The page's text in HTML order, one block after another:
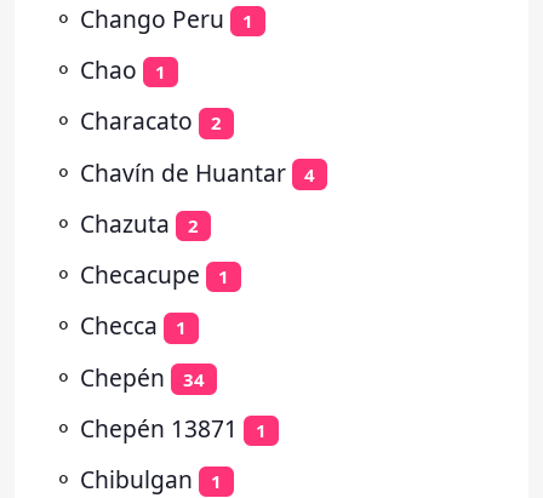
⚬ Chango Peru 1
⚬ Chao 1
⚬ Characato 2
⚬ Chavín de Huantar 4
⚬ Chazuta 2
⚬ Checacupe 1
⚬ Checca 1
⚬ Chepén 34
⚬ Chepén 13871 1
⚬ Chibulgan 1